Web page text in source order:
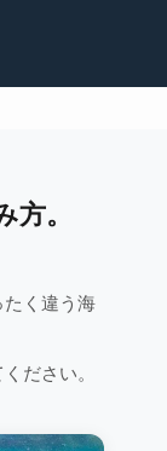
。
く違う海
ださい。